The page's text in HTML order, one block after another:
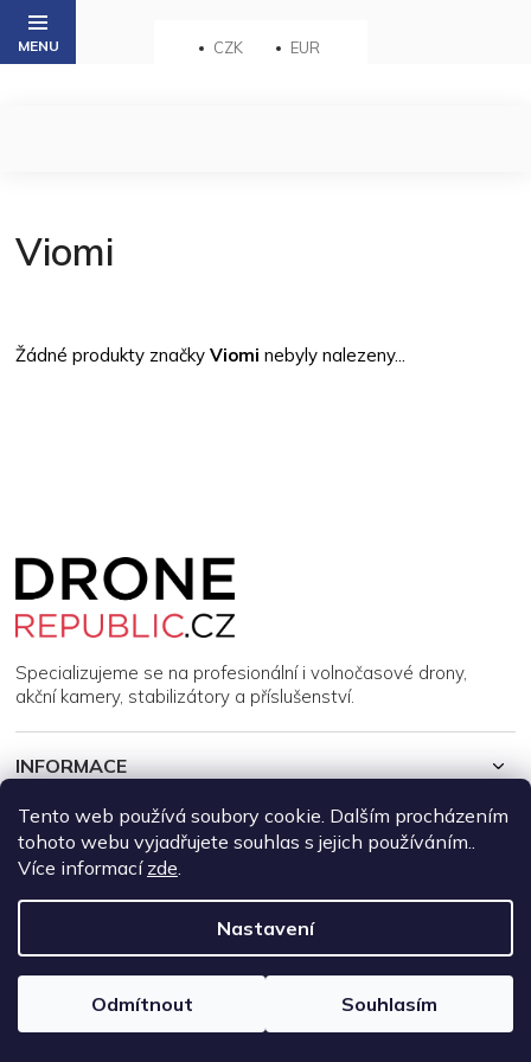
Tento web používá soubory cookie. Dalším procházením
tohoto webu vyjadřujete souhlas s jejich používáním..
Více informací zde.
Nastavení
Odmítnout Souhlasím
Přejít
obsah
CZK EUR
Viomi
Žádné produkty značky Viomi nebyly nalezeny...
Specializujeme se na profesionální i volnočasové drony,
akční kamery, stabilizátory a příslušenství.
INFORMACE
MŮJ ÚČET
Copyright 2026DroneRepublic.cz. Všechna práva vyhrazena.
Upravit nastavení cookies